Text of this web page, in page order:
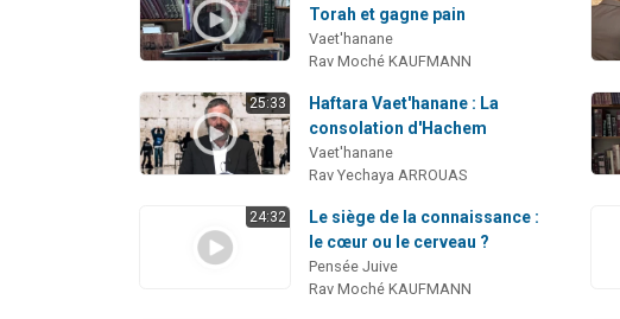
Torah et gagne pain
Vaet'hanane
Rav Moché KAUFMANN
25:33
Haftara Vaet'hanane : La
consolation d'Hachem
Vaet'hanane
Rav Yechaya ARROUAS
24:32
Le siège de la connaissance :
le cœur ou le cerveau ?
Pensée Juive
Rav Moché KAUFMANN